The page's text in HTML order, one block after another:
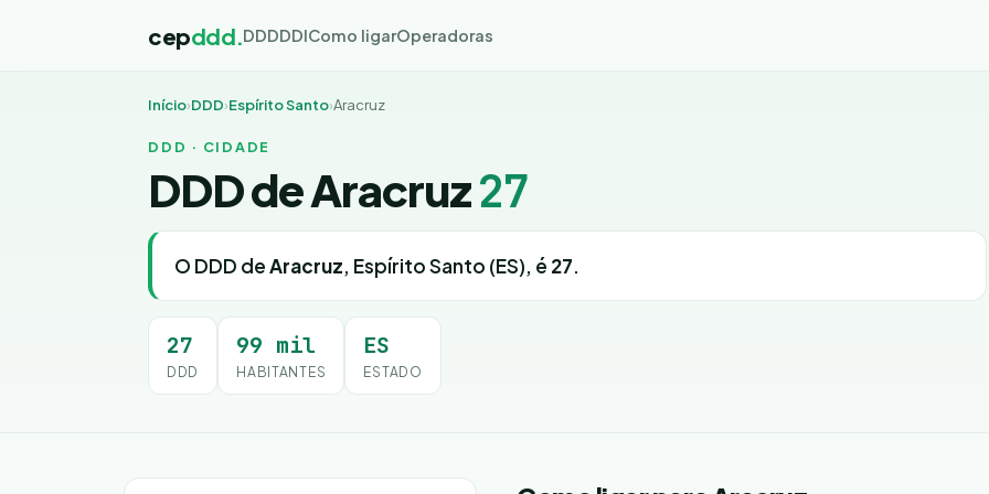
cepddd.DDDDDIComo ligarOperadoras
Início›DDD›Espírito Santo›Aracruz
DDD · CIDADE
DDD de Aracruz27
O DDD deAracruz, Espírito Santo (ES), é 27.
27
DDD
99 mil
HABITANTES
ES
ESTADO